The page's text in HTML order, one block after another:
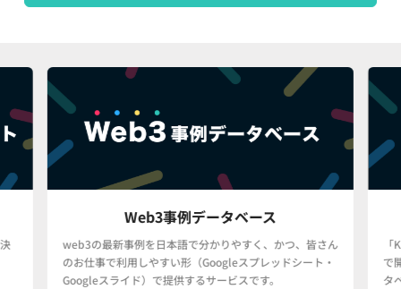
Web3事例データベース
web3の最新事例を日本語で分かりやすく、かつ、皆さん
のお仕事で利用しやすい形（Googleスプレッドシート・
Googleスライド）で提供するサービスです。
で
タ